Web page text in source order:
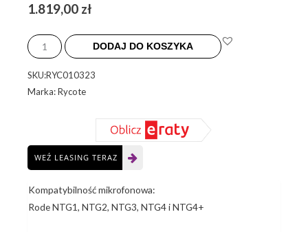
1.819,00 zł
Rycote
Super-
Blimp
DODAJ DO KOSZYKA
SKU:RYC010323
Marka: Rycote
WEŹ LEASING TERAZ
Kompatybilność mikrofonowa:
Rode NTG1, NTG2, NTG3, NTG4 i NTG4+